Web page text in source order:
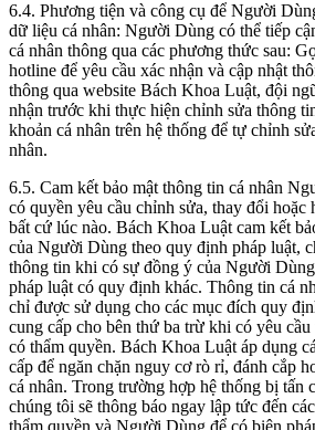
6.4. Phương tiện và công cụ để Người
dữ liệu cá nhân: Người Dùng có thể tiếp
cá nhân thông qua các phương thức sau:
hotline để yêu cầu xác nhận và cập nhật
thông qua website Bách Khoa Luật, đội
nhận trước khi thực hiện chỉnh sửa thông
khoản cá nhân trên hệ thống để tự chỉnh
nhân.
6.5. Cam kết bảo mật thông tin cá nhân
có quyền yêu cầu chỉnh sửa, thay đổi hoặc
bất cứ lúc nào. Bách Khoa Luật cam kết
của Người Dùng theo quy định pháp luật,
thông tin khi có sự đồng ý của Người
pháp luật có quy định khác. Thông tin cá
chỉ được sử dụng cho các mục đích quy
cung cấp cho bên thứ ba trừ khi có yêu
có thẩm quyền. Bách Khoa Luật áp dụng
cấp để ngăn chặn nguy cơ rò rỉ, đánh cắp
cá nhân. Trong trường hợp hệ thống bị tấn
chúng tôi sẽ thông báo ngay lập tức đến